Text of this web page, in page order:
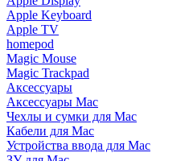
Apple Keyboard
Apple TV
homepod
Magic Mouse
Magic Trackpad
Аксессуары
Аксессуары Mac
Чехлы и сумки для Mac
Кабели для Mac
Устройства ввода для Mac